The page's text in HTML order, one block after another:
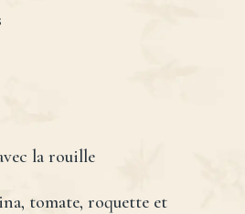
la rouille
tomate, roquette et